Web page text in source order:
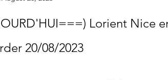
Lorient Nice
20/08/2023